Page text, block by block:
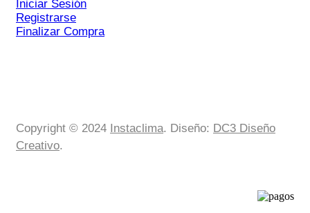
Iniciar Sesión
Registrarse
Finalizar Compra
Copyright © 2024 Instaclima. Diseño: DC3 Diseño
Creativo.